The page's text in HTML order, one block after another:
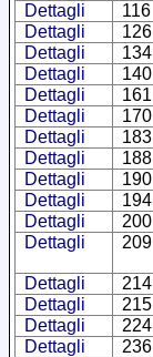
Dettagli
116
Dettagli
126
Dettagli
134
Dettagli
140
Dettagli
161
Dettagli
170
Dettagli
183
Dettagli
188
Dettagli
190
Dettagli
194
Dettagli
200
Dettagli
209
Dettagli
214
Dettagli
215
Dettagli
224
Dettagli
236